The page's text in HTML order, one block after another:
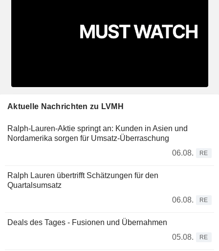
Aktuelle Nachrichten zu LVMH
Ralph-Lauren-Aktie springt an: Kunden in Asien und
Nordamerika sorgen für Umsatz-Überraschung
06.08.
RE
Ralph Lauren übertrifft Schätzungen für den
Quartalsumsatz
06.08.
RE
Deals des Tages - Fusionen und Übernahmen
05.08.
RE